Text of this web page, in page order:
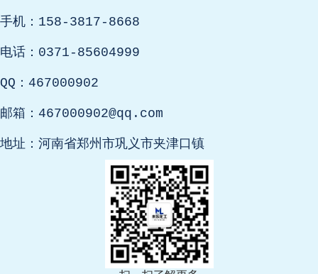
手机：158-3817-8668
电话：0371-85604999
QQ：467000902
邮箱：467000902@qq.com
地址：河南省郑州市巩义市夹津口镇